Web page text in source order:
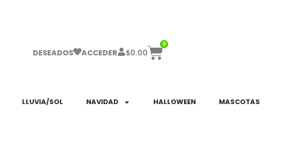
DESEADOS ACCEDER $0.00
0
LLUVIA/SOL NAVIDAD HALLOWEEN MASCOTAS